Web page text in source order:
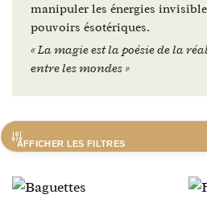
manipuler les énergies
pouvoirs ésotériques.
« La magie est la poésie de la
entre les mondes »
AFFICHER LES FILTRES